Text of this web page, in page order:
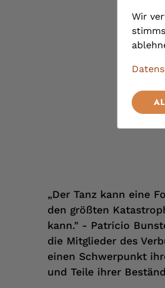
Wir
„Der Tanz kann eine
den größten
kann." - Patricio
die Mitglieder des
einen Schwerpunkt
und Teile ihrer